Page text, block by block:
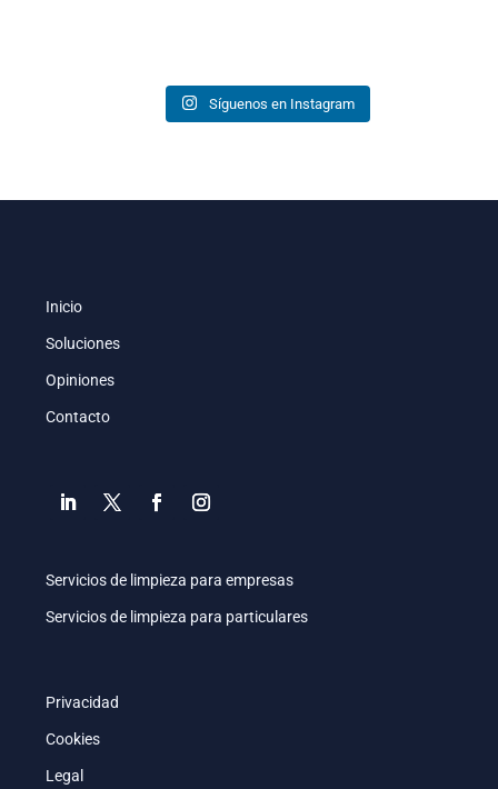
Síguenos en Instagram
Inicio
Soluciones
Opiniones
Contacto
Servicios de limpieza para empresas
Servicios de limpieza para particulares
Privacidad
Cookies
Legal